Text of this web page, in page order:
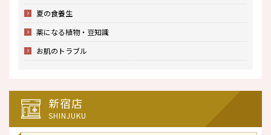
夏の食養生
薬になる植物・豆知識
お肌のトラブル
新宿店
SHINJUKU